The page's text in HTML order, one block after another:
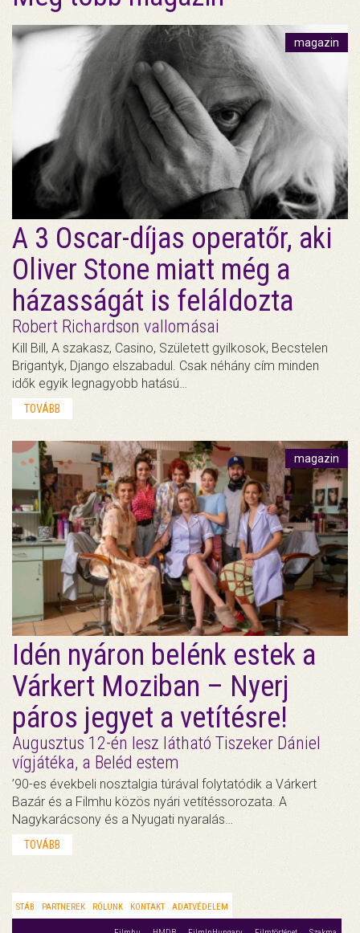
magazin
A 3 Oscar-díjas operatőr, aki
Oliver Stone miatt még a
házasságát is feláldozta
Robert Richardson vallomásai
Kill Bill, A szakasz, Casino, Született gyilkosok, Becstelen
Brigantyk, Django elszabadul. Csak néhány cím minden
idők egyik legnagyobb hatású…
TOVÁBB
magazin
Idén nyáron belénk estek a
Várkert Moziban – Nyerj
páros jegyet a vetítésre!
Augusztus 12-én lesz látható Tiszeker Dániel
vígjátéka, a Beléd estem
’90-es évekbeli nosztalgia túrával folytatódik a Várkert
Bazár és a Filmhu közös nyári vetítéssorozata. A
Nagykarácsony és a Nyugati nyaralás…
TOVÁBB
STÁB PARTNEREK RÓLUNK KONTAKT ADATVÉDELEM